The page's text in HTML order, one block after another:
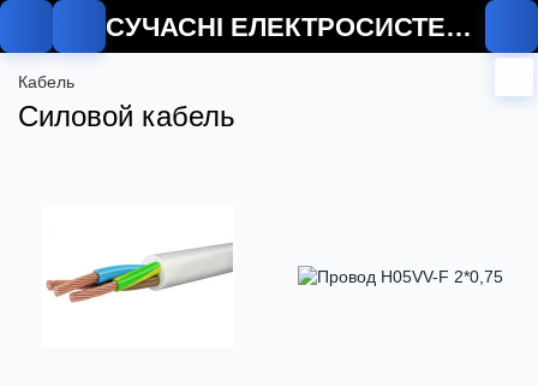
СУЧАСНІ ЕЛЕКТРОСИСТЕМИ
Кабель
Силовой кабель